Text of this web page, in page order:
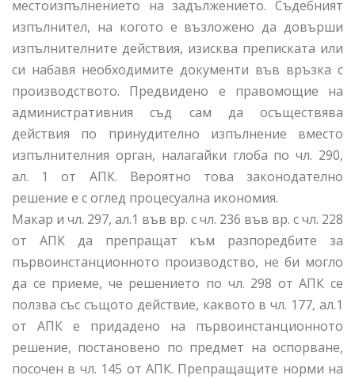
местоизпълнението на задължението. Съдебният
изпълнител, на когото е възложено да довърши
изпълнителните действия, изисква преписката или
си набавя необходимите документи във връзка с
производството. Предвидено е правомощие на
административния съд сам да осъществява
действия по принудително изпълнение вместо
изпълнителния орган, налагайки глоба по чл. 290,
ал. 1 от АПК. Вероятно това законодателно
решение е с оглед процесуална икономия.
Макар и чл. 297, ал.1 във вр. с чл. 236 във вр. с чл. 228
от АПК да препращат към разпоредбите за
първоинстанционното производство, не би могло
да се приеме, че решението по чл. 298 от АПК се
ползва със същото действие, каквото в чл. 177, ал.1
от АПК е придадено на първоинстанционното
решение, постановено по предмет на оспорване,
посочен в чл. 145 от АПК. Препращащите норми на